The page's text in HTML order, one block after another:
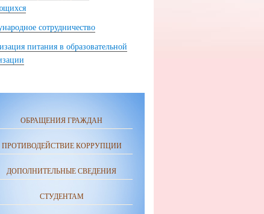
сотрудничество
питания в образовательной
ОБРАЩЕНИЯ ГРАЖДАН
ПРОТИВОДЕЙСТВИЕ КОРРУПЦИИ
ДОПОЛНИТЕЛЬНЫЕ СВЕДЕНИЯ
СТУДЕНТАМ